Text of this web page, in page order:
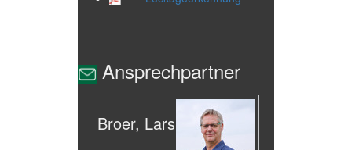
Ansprechpartner
Broer, Lars